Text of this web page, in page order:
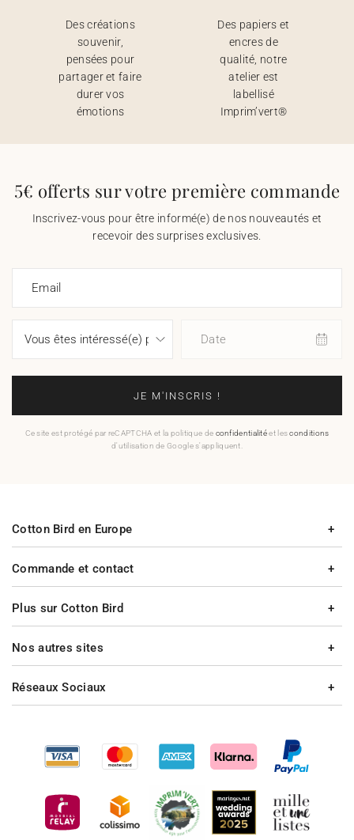
Des créations
souvenir,
pensées pour
partager et faire
durer vos
émotions
Des papiers et
encres de
qualité, notre
atelier est
labellisé
Imprim’vert®
5€ offerts sur votre première commande
Inscrivez-vous pour être informé(e) de nos nouveautés et
recevoir des surprises exclusives.
Email
Date
JE M'INSCRIS !
Ce site est protégé par reCAPTCHA et la politique de confidentialitéet lesconditions
d'utilisation de Google s'appliquent.
Commande et contact
Plus sur Cotton Bird
Cotton Bird en Europe
Nos autres sites
Réseaux Sociaux